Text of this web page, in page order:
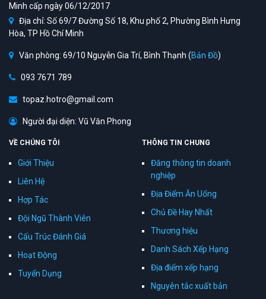
Minh cấp ngày 06/12/2017
Địa chỉ: Số 69/7 Đường Số 18, Khu phố 2, Phường Bình Hưng
Hòa, TP Hồ Chí Minh
Văn phòng: 69/10 Nguyễn Gia Trí, Bình Thạnh (Bản Đồ)
093 7671 789
topaz.hotro@gmail.com
Người đại diện: Vũ Văn Phong
VỀ CHÚNG TÔI
Giới Thiệu
Liên Hệ
Hợp Tác
Đội Ngũ Thành Viên
Cấu Trúc Đánh Giá
Hoạt Động
Tuyển Dụng
THÔNG TIN CHUNG
Đăng thông tin doanh
nghiệp
Địa Điểm Ăn Uống
Chủ Đề Hay Nhất
Thương hiệu
Danh Sách Xếp Hạng
Địa điểm xếp hạng
Nguyên tắc xuất bản